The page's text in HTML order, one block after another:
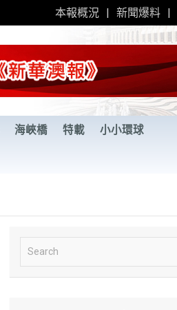
本報概況 新聞爆料
海峽橋 特載 小小環球
e